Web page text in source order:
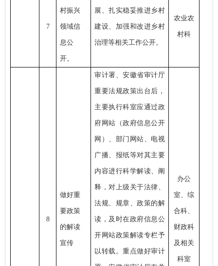
7
村振兴
领域信
息公
开。
展、扎实稳妥推进乡村
建设、加强和改进乡村
治理等相关工作公开。
农业农
村科
8
做好重
要政策
的解读
宣传
审计署、安徽省审计厅
重要法规政策出台后，
主要执行科室应通过政
府网站（政府信息公开
网）、部门网站、电视
广播、报纸等对其主要
内容进行科学解读、阐
释，对上级关于法律、
法规、规章、政策的解
读，及时在政府信息公
开网站政策解读专栏予
以转载。重点做好审计
办公
室、综
合科、
财政科
及相关
科室